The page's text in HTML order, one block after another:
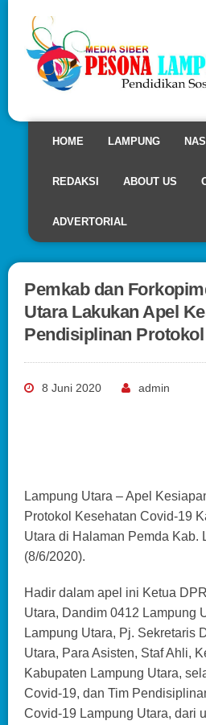
HOME LAMPUNG
REDAKSI ABOUT US
ADVERTORIAL
Pemkab dan
Utara Lakukan Apel
Pendisiplinan
8 Juni 2020 admin
Lampung Utara – Apel
Protokol Kesehatan Covid-19
Utara di Halaman Pemda Kab.
(8/6/2020).
Hadir dalam apel ini Ketua
Utara, Dandim 0412 Lampung
Lampung Utara, Pj. Sekretaris
Utara, Para Asisten, Staf Ahli,
Kabupaten Lampung Utara,
Covid-19, dan Tim
Covid-19 Lampung Utara, dari